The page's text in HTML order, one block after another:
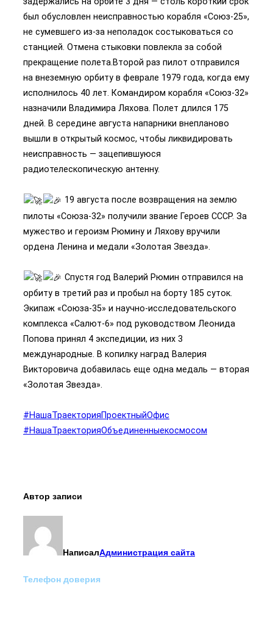
был обусловлен неисправностью корабля «Союз-25»,
не сумевшего из-за неполадок состыковаться со
станцией. Отмена стыковки повлекла за собой
прекращение полета.Второй раз пилот отправился
на внеземную орбиту в феврале 1979 года, когда ему
исполнилось 40 лет. Командиром корабля «Союз-32»
назначили Владимира Ляхова. Полет длился 175
дней. В середине августа напарники внепланово
вышли в открытый космос, чтобы ликвидировать
неисправность — зацепившуюся
радиотелескопическую антенну.
19 августа после возвращения на землю
пилоты «Союза-32» получили звание Героев СССР. За
мужество и героизм Рюмину и Ляхову вручили
ордена Ленина и медали «Золотая Звезда».
Спустя год Валерий Рюмин отправился на
орбиту в третий раз и пробыл на борту 185 суток.
Экипаж «Союза-35» и научно-исследовательского
комплекса «Салют-6» под руководством Леонида
Попова принял 4 экспедиции, из них 3
международные. В копилку наград Валерия
Викторовича добавилась еще одна медаль — вторая
«Золотая Звезда».
#НашаТраекторияПроектныйОфис
#НашаТраекторияОбъединенныекосмосом
Автор записи
НаписалАдминистрация сайта
Телефон доверия